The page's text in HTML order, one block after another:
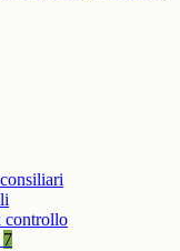
controllo
7